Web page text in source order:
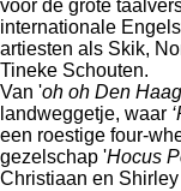
voor de grote
internationale
artiesten als Skik,
Tineke Schouten.
Van 'oh oh Den
landweggetje, waar
een roestige four-
gezelschap 'Hocus
Christiaan en